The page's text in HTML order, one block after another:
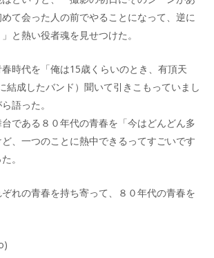
て会った人の前でやることになって、逆に
と熱い役者魂を見せつけた。
時代を「俺は15歳くらいのとき、有頂天
結成したバンド）聞いて引きこもっていまし
語った。
である８０年代の青春を「今はどんどん多
、一つのことに熱中できるってすごいです
。
れの青春を持ち寄って、８０年代の青春を